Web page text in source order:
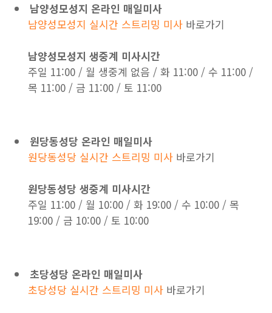
남양성모성지 온라인 매일미사
남양성모성지 실시간 스트리밍 미사 바로가기
남양성모성지 생중계 미사시간
주일 11:00 / 월 생중계 없음 / 화 11:00 / 수 11:00 /
목 11:00 / 금 11:00 / 토 11:00
원당동성당 온라인 매일미사
원당동성당 실시간 스트리밍 미사 바로가기
원당동성당 생중계 미사시간
주일 11:00 / 월 10:00 / 화 19:00 / 수 10:00 / 목
19:00 / 금 10:00 / 토 10:00
초당성당 온라인 매일미사
초당성당 실시간 스트리밍 미사 바로가기